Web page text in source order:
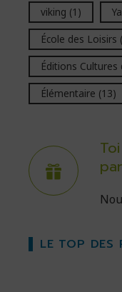
viking (1)
École des Loisirs
Éditions
Élémentaire (13)
LE TOP DES